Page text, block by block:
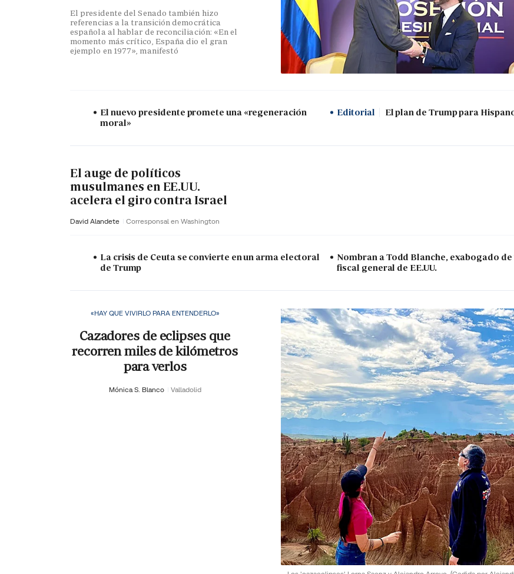
El presidente del Senado también hizo
referencias a la transición democrática
española al hablar de reconciliación: «En el
momento más crítico, España dio el gran
ejemplo en 1977», manifestó
El nuevo presidente promete una «regeneración
moral»
Editorial El plan de Trump para
El auge de políticos
musulmanes en EE.UU.
acelera el giro contra Israel
David Alandete Corresponsal en Washington
La crisis de Ceuta se convierte en un arma electoral
de Trump
Nombran a Todd Blanche, exabogado
fiscal general de EE.UU.
«HAY QUE VIVIRLO PARA ENTENDERLO»
Cazadores de eclipses que
recorren miles de kilómetros
para verlos
Mónica S. Blanco Valladolid